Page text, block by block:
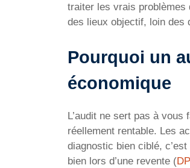
traiter les vrais problèmes
des lieux objectif, loin des
Pourquoi un
économique
L’audit ne sert pas à
réellement rentable. Les
diagnostic bien ciblé,
bien lors d’une revente (